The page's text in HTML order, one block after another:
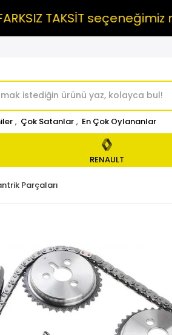
TAKSİT seçeneğimiz
, Çok Satanlar , En Çok Oylananlar
RENAULT
Parçaları